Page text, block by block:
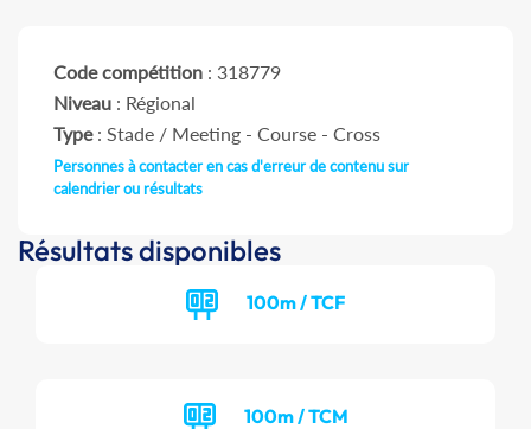
Code compétition : 318779
Niveau : Régional
Type: Stade / Meeting - Course - Cross
Personnes à contacter en cas d'erreur de contenu sur
calendrier ou résultats
Résultats disponibles
100m / TCF
100m / TCM